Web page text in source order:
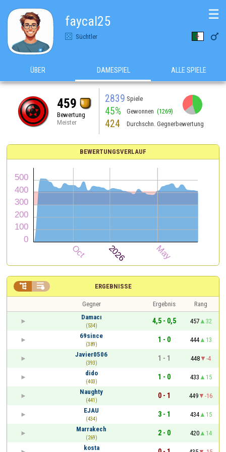
faycal25
Süchtler 
☰
ÜBER DAMESPIEL ALLE SPIELE
459
Bewertung
Meister
2839 Spiele
45% Gewonnen (1269)
424 Durchschn. Gegnerbewertung
BEWERTUNGSVERLAUF
ERGEBNISSE
 
Gegner Ergebnis
Rang
Damacı
(534)
4,5 - 0,5 457
32
69since
(389)
1 - 0 444
13
Javier0506
(393)
1 - 1 448
-4
dido
(403)
1 - 0 433
15
Naughty
(441)
0 - 1 449
-16
EJAU
(434)
3 - 1 434
15
Marrakech
(269)
2 - 0 420
14
kosta